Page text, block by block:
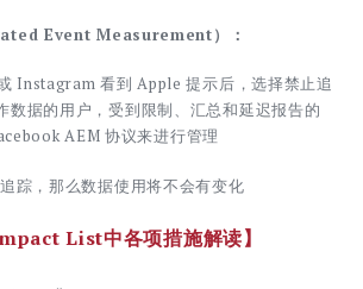
Event Measurement）：
Instagram 看到 Apple 提示后，选择禁止追
数据的用户，受到限制、汇总和延迟报告的
AEM 协议来进行管理
踪，那么数据使用将不会有变化
List中各项措施解读】